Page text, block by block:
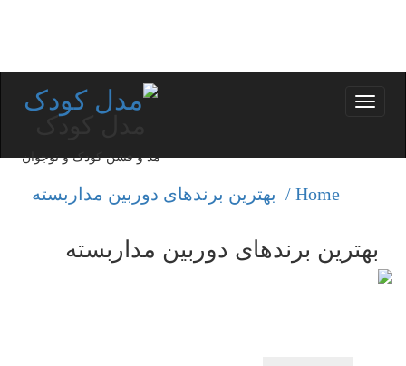
Toggle
مدل کودک
مد و فشن کودک و نوجوان
Home / بهترین برندهای دوربین مداربسته
بهترین برندهای دوربین مداربسته